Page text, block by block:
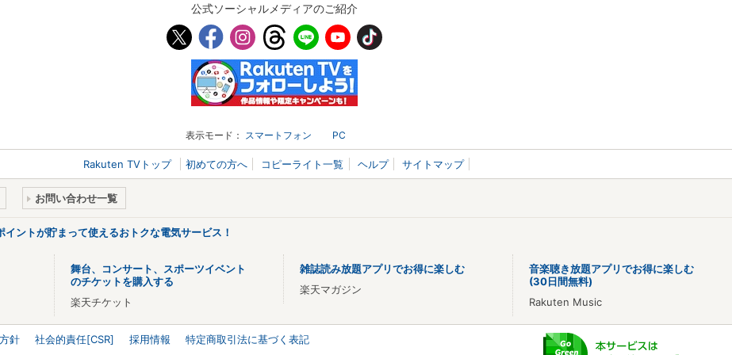
公式ソーシャルメディアのご紹介
表示モード： スマートフォン PC
Rakuten TVトップ 初めての方へ コピーライト一覧 ヘルプ サイトマップ
お問い合わせ一覧
イントが貯まって使えるおトクな電気サービス！
舞台、コンサート、スポーツイベント
のチケットを購入する
楽天チケット
雑誌読み放題アプリでお得に楽しむ
楽天マガジン
音楽聴き放題アプリでお得に楽しむ
(30日間無料)
Rakuten Music
針 社会的責任[CSR] 採用情報
特定商取引法に基づく表記